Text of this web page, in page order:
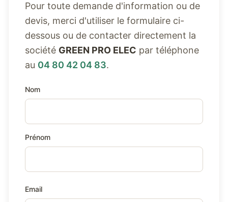
Pour toute demande d'information ou de
devis, merci d'utiliser le formulaire ci-
dessous ou de contacter directement la
société GREEN PRO ELEC par téléphone
au 04 80 42 04 83.
Nom
Prénom
Email